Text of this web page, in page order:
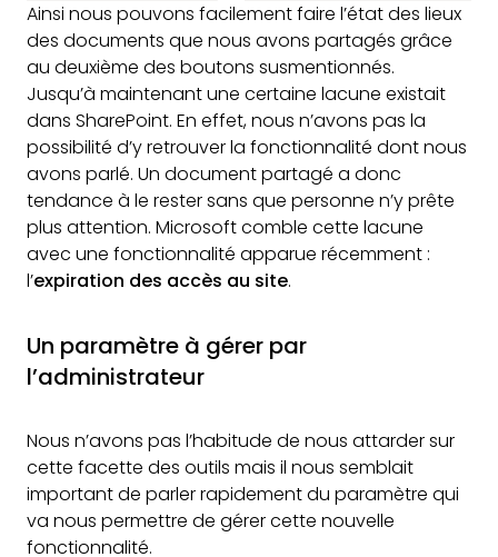
Ainsi nous pouvons facilement faire l’état des lieux
des documents que nous avons partagés grâce
au deuxième des boutons susmentionnés.
Jusqu’à maintenant une certaine lacune existait
dans SharePoint. En effet, nous n’avons pas la
possibilité d’y retrouver la fonctionnalité dont nous
avons parlé. Un document partagé a donc
tendance à le rester sans que personne n’y prête
plus attention. Microsoft comble cette lacune
avec une fonctionnalité apparue récemment :
l’expiration des accès au site.
Un paramètre à gérer par
l’administrateur
Nous n’avons pas l’habitude de nous attarder sur
cette facette des outils mais il nous semblait
important de parler rapidement du paramètre qui
va nous permettre de gérer cette nouvelle
fonctionnalité.